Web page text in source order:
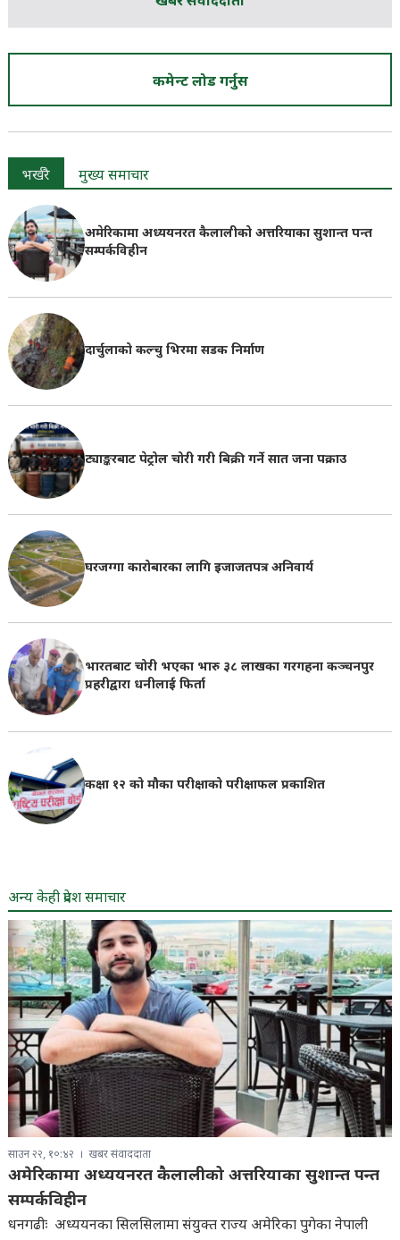
कमेन्ट लोड गर्नुस
भर्खरै मुख्य समाचार
अमेरिकामा अध्ययनरत कैलालीको अत्तरियाका सुशान्त पन्त
सम्पर्कविहीन
दार्चुलाको कल्चु भिरमा सडक निर्माण
ट्याङ्करबाट पेट्रोल चोरी गरी बिक्री गर्ने सात जना पक्राउ
घरजग्गा कारोबारका लागि इजाजतपत्र अनिवार्य
भारतबाट चोरी भएका भारु ३८ लाखका गरगहना कञ्चनपुर
प्रहरीद्वारा धनीलाई फिर्ता
कक्षा १२ को मौका परीक्षाको परीक्षाफल प्रकाशित
अन्य केही प्रदेश समाचार
साउन २२, १०:४२ खबर संवाददाता
अमेरिकामा अध्ययनरत कैलालीको अत्तरियाका सुशान्त पन्त
सम्पर्कविहीन
धनगढीः अध्ययनका सिलसिलामा संयुक्त राज्य अमेरिका पुगेका नेपाली